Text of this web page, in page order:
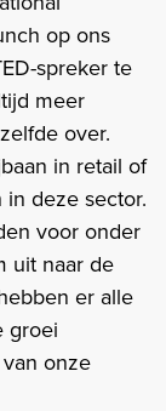
op ons
spreker te
meer
over.
in retail of
deze sector.
voor onder
uit naar de
er alle
groei
onze